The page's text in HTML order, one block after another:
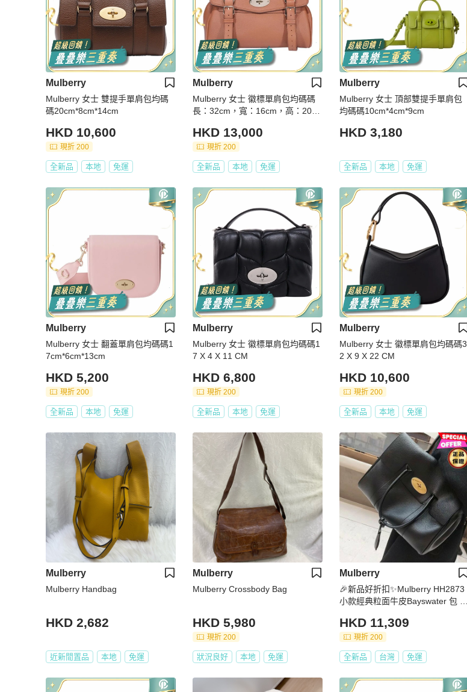
Mulberry
Mulberry 女士 雙提手單肩包均碼
碼20cm*8cm*14cm
HKD 10,600
現折 200
全新品 本地 免運
Mulberry
Mulberry 女士 徽標單肩包均碼碼
長：32cm，寬：16cm，高：20c
HKD 13,000
現折 200
全新品 本地 免運
Mulberry
Mulberry 女士 頂部雙提手單肩包
均碼碼10cm*4cm*9cm
HKD 3,180
全新品 本地 免運
Mulberry
Mulberry 女士 翻蓋單肩包均碼碼1
7cm*6cm*13cm
HKD 5,200
現折 200
全新品 本地 免運
Mulberry
Mulberry 女士 徽標單肩包均碼碼1
7 X 4 X 11 CM
HKD 6,800
現折 200
全新品 本地 免運
Mulberry
Mulberry 女士 徽標單肩包均碼碼3
2 X 9 X 22 CM
HKD 10,600
現折 200
全新品 本地 免運
Mulberry
Mulberry Handbag
HKD 2,682
近新閒置品 本地 免運
Mulberry
Mulberry Crossbody Bag
HKD 5,980
現折 200
狀況良好 本地 免運
Mulberry
🎉新品好折扣✨Mulberry HH2873
小款經典粒面牛皮Bayswater 包 黑
HKD 11,309
現折 200
全新品 台灣 免運